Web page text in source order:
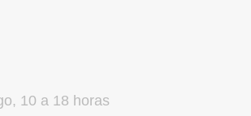
10 a 18 horas